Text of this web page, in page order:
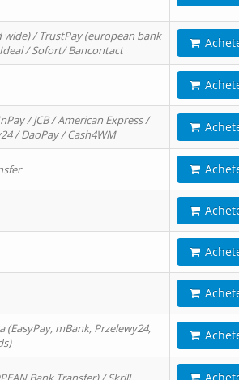
/ TrustPay (european bank
/ Sofort/ Bancontact
/ JCB / American Express /
/ DaoPay / Cash4WM
(EasyPay, mBank, Przelewy24,